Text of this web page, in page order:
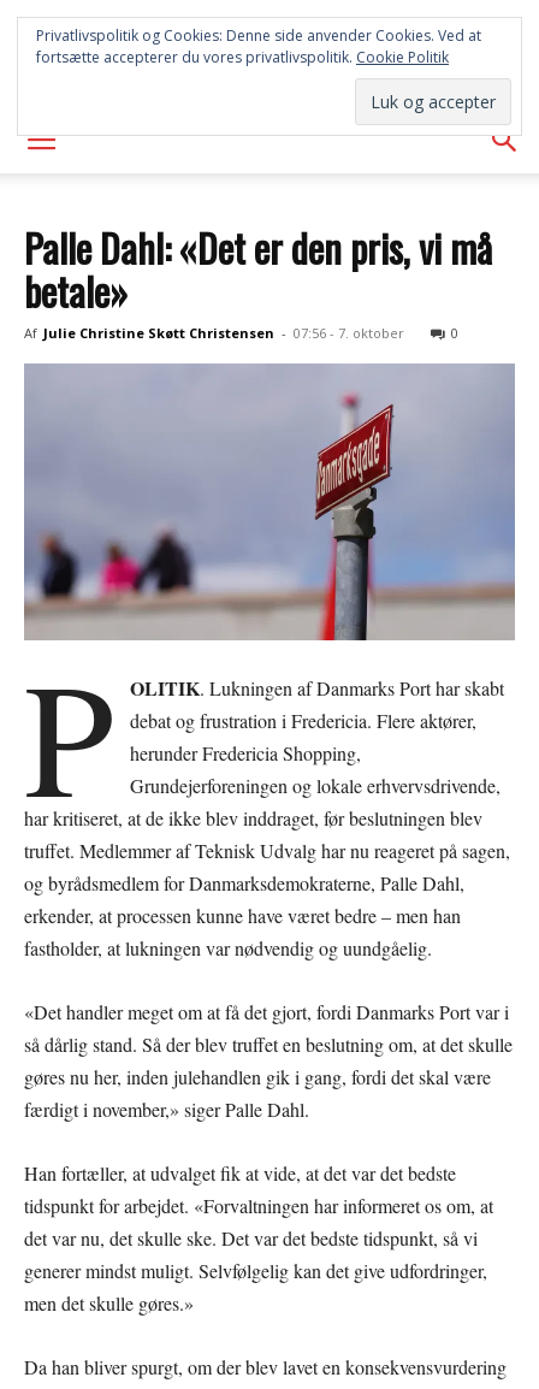
SYD
AVISEN
Palle Dahl: «Det er den pris, vi må
betale»
Af Julie Christine Skøtt Christensen - 07:56 - 7. oktober 0
P OLITIK. Lukningen af Danmarks Port har skabt
debat og frustration i Fredericia. Flere aktører,
herunder Fredericia Shopping,
Grundejerforeningen og lokale erhvervsdrivende,
har kritiseret, at de ikke blev inddraget, før beslutningen blev
truffet. Medlemmer af Teknisk Udvalg har nu reageret på sagen,
og byrådsmedlem for Danmarksdemokraterne, Palle Dahl,
erkender, at processen kunne have været bedre – men han
fastholder, at lukningen var nødvendig og uundgåelig.
«Det handler meget om at få det gjort, fordi Danmarks Port var i
så dårlig stand. Så der blev truffet en beslutning om, at det skulle
gøres nu her, inden julehandlen gik i gang, fordi det skal være
færdigt i november,» siger Palle Dahl.
Han fortæller, at udvalget fik at vide, at det var det bedste
tidspunkt for arbejdet. «Forvaltningen har informeret os om, at
det var nu, det skulle ske. Det var det bedste tidspunkt, så vi
generer mindst muligt. Selvfølgelig kan det give udfordringer,
men det skulle gøres.»
Da han bliver spurgt, om der blev lavet en konsekvensvurdering
Privatlivspolitik og Cookies: Denne side anvender Cookies. Ved at
fortsætte accepterer du vores privatlivspolitik. Cookie Politik